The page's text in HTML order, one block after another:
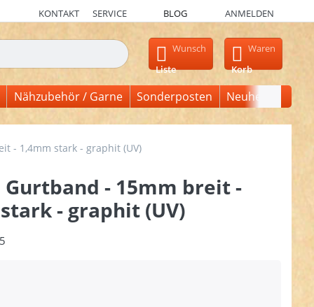
KONTAKT SERVICE BLOG ANMELDEN
erscheinen automatisch erste Ergebnisse. Drücken Sie die
Wunsch
Liste
Waren
Korb
Nähzubehör / Garne Sonderposten Neuheiten
- 1,4mm stark - graphit (UV)
Gurtband - 15mm breit -
- graphit (UV)